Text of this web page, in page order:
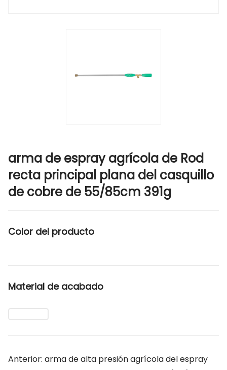
arma de espray agrícola de Rod
recta principal plana del casquillo
de cobre de 55/85cm 391g
Color del producto
Material de acabado
Anterior: arma de alta presión agrícola del espray